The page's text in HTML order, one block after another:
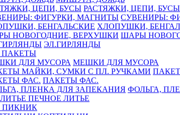
РАСТЯЖКИ, ЦЕПИ, БУСЫ
СУВЕНИРЫ:
ХЛОПУШКИ,
ШАРЫ
ЭЛ.ГИРЛЯНДЫ
ПАКЕТЫ
МЕШКИ ДЛЯ МУСОРА
ПАКЕТЫ ФАС.
ФОЛЬГА,
ПЕЧНОЕ ЛИТЬЕ
ПИКНИК